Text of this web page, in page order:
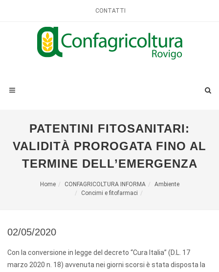
CONTATTI
PATENTINI FITOSANITARI:
VALIDITÀ PROROGATA FINO AL
TERMINE DELL’EMERGENZA
Home CONFAGRICOLTURA INFORMA
Ambiente
Concimi e fitofarmaci
02/05/2020
Con la conversione in legge del decreto “Cura Italia” (D.L. 17
marzo 2020 n. 18) avvenuta nei giorni scorsi è stata disposta la